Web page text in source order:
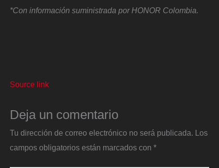
*Con información suministrada por HONOR Colombia.
Source link
Deja un comentario
Tu dirección de correo electrónico no será publicada. Los
campos obligatorios están marcados con *